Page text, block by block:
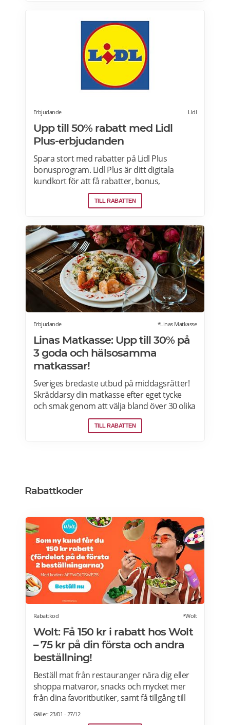
Erbjudande LIdl
Upp till 50% rabatt med Lidl
Plus-erbjudanden
Spara stort med rabatter på Lidl Plus
bonusprogram. Lidl Plus är ditt digitala
kundkort för att få rabatter, bonus,
skräddarsydda erbjudanden och mycket
mer varje vecka. Skanna ditt kort varje gång
många fördelar. Oavsett om du är på
semester utomlands kan du fortsätta att
använda dig av Lidl Plus fördelar. Läs mer
om pensionärsrabatter på Lidl här.
TILL RABATTEN
Erbjudande *Linas Matkasse
Linas Matkasse: Upp till 30% på
3 goda och hälsosamma
matkassar!
Sveriges bredaste utbud på middagsrätter!
Skräddarsy din matkasse efter eget tycke
och smak genom att välja bland över 30 olika
rätter – varje vecka! Din matkasse levereras
direkt till din dörr. Du kan skräddarsy din
TILL RABATTEN
Rabattkoder
Rabattkod *Wolt
Wolt: Få 150 kr i rabatt hos Wolt
– 75 kr på din första och andra
beställning!
Beställ mat från restauranger nära dig eller
shoppa matvaror, snacks och mycket mer
från dina favoritbutiker, samt få tillgång till
Gäller: 23/01 - 27/12